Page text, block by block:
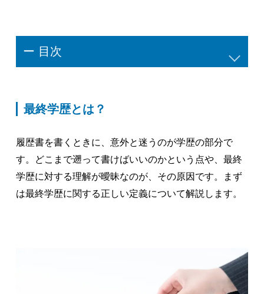
ー 目次
最終学歴とは？
履歴書を書くときに、意外と迷うのが学歴の部分で
す。どこまで遡って書けばいいのかという点や、最終
学歴に対する理解が曖昧なのが、その原因です。まず
は最終学歴に関する正しい定義について解説します。